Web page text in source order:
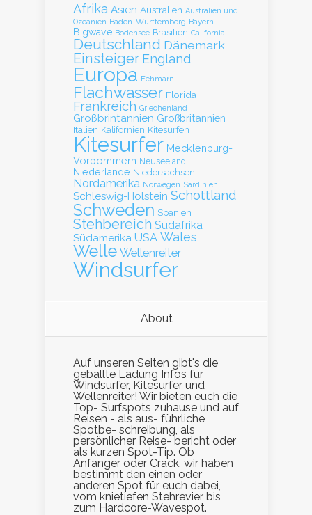
Afrika Asien Australien Australien und
Ozeanien Baden-Württemberg Bayern
Bigwave Bodensee Brasilien California
Deutschland Dänemark
Einsteiger England
Europa Fehmarn
Flachwasser Florida
Frankreich Griechenland
Großbrintannien Großbritannien
Italien Kalifornien Kitesurfen
Kitesurfer Mecklenburg-
Vorpommern Neuseeland
Niederlande Niedersachsen
Nordamerika Norwegen Sardinien
Schleswig-Holstein Schottland
Schweden Spanien
Stehbereich Südafrika
Südamerika USA Wales
Welle Wellenreiter
Windsurfer
About
Auf unseren Seiten gibt's die
geballte Ladung Infos für
Windsurfer, Kitesurfer und
Wellenreiter! Wir bieten euch die
Top- Surfspots zuhause und auf
Reisen - als aus- führliche
Spotbe- schreibung, als
persönlicher Reise- bericht oder
als kurzen Spot-Tip. Ob
Anfänger oder Crack, wir haben
bestimmt den einen oder
anderen Spot für euch dabei,
vom knietiefen Stehrevier bis
zum Hardcore-Wavespot.